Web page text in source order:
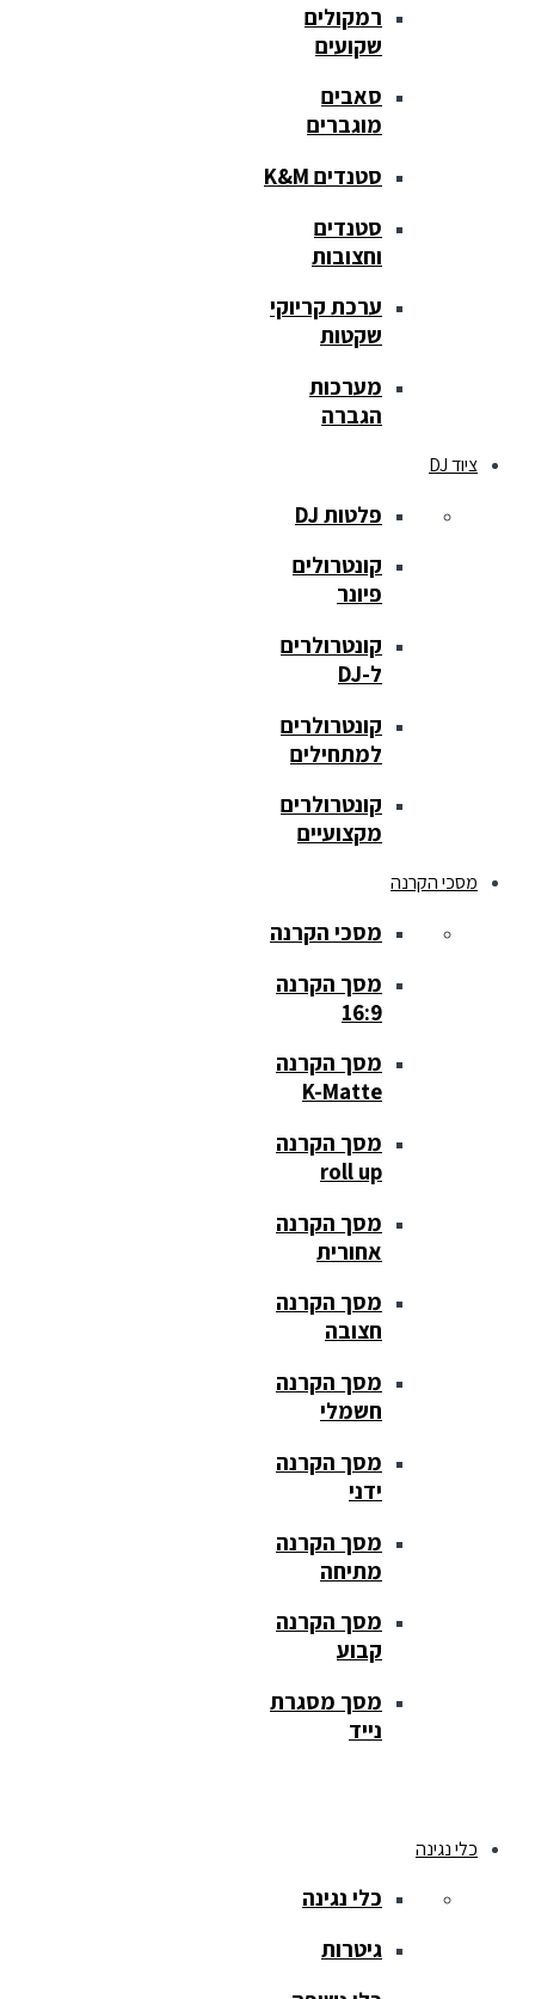
רמקולים
שקועים
סאבים
מוגברים
סטנדים K&M
סטנדים
וחצובות
ערכת קריוקי
שקטות
מערכות
הגברה
ציוד DJ
פלטות DJ
קונטרולים
פיונר
קונטרולרים
ל-DJ
קונטרולרים
למתחילים
קונטרולרים
מקצועיים
מסכי הקרנה
מסכי הקרנה
מסך הקרנה
16:9
מסך הקרנה
K-Matte
מסך הקרנה
roll up
מסך הקרנה
אחורית
מסך הקרנה
חצובה
מסך הקרנה
חשמלי
מסך הקרנה
ידני
מסך הקרנה
מתיחה
מסך הקרנה
קבוע
מסך מסגרת
נייד
כלי נגינה
כלי נגינה
גיטרות